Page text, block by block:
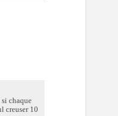
chaque
creuser 10